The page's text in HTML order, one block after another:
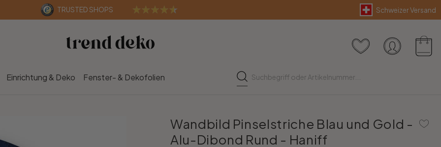
TRUSTED SHOPS Schweizer Versand
Einrichtung & Deko Fenster- & Dekofolien
Wandbild Pinselstriche Blau und Gold -
Alu-Dibond Rund - Haniff